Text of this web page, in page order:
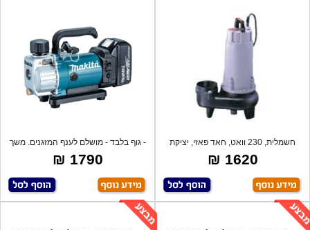
חשמלית, 230 וואט, חאד פאזי, יציקת
ברזל.
1620 ₪
- גוף בלבד - מושלם לענף המזגנים. משך
ע
1790 ₪